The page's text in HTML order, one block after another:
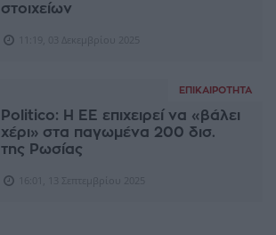
στοιχείων
ΕΠΙΚΑΙΡΌΤΗΤΑ
Politico: Η ΕΕ επιχειρεί να «βάλει
χέρι» στα παγωμένα 200 δισ.
της Ρωσίας